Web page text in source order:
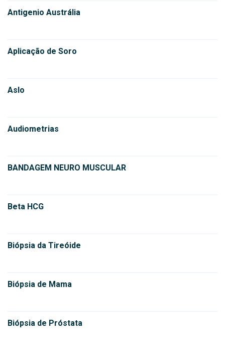
Antigenio Austrália
Aplicação de Soro
Aslo
Audiometrias
BANDAGEM NEURO MUSCULAR
Beta HCG
Biópsia da Tireóide
Biópsia de Mama
Biópsia de Próstata